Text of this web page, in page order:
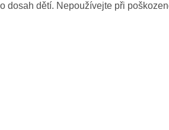
dosah dětí. Nepoužívejte při